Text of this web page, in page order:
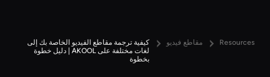
Resources مقاطع فيديو
كيفية ترجمة مقاطع الفيديو الخاصة بك إلى
لغات مختلفة على AKOOL | دليل خطوة
بخطوة